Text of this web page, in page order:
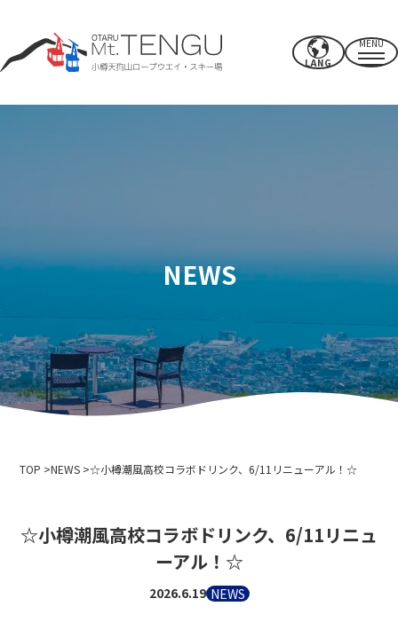
LANG
MENU
CAFE & SHOP
パワースポット・施設
近郊のオススメスポット
過ごし方
イベント情報
アクセス
会社概要
スキー場利用約款
NEWS
TOP NEWS ☆小樽潮風高校コラボドリンク、6/11リニューアル！☆
☆小樽潮風高校コラボドリンク、6/11リニュ
ーアル！☆
2026.6.19 NEWS